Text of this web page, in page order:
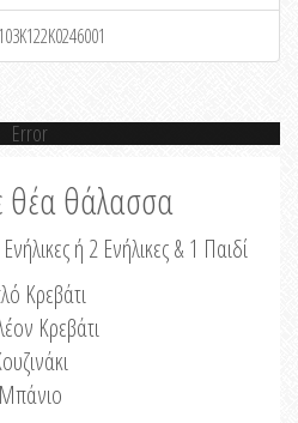
Error
θέα θάλασσα
ή 2 Ενήλικες & 1 Παιδί
Κρεβάτι
Κρεβάτι
Μπάνιο